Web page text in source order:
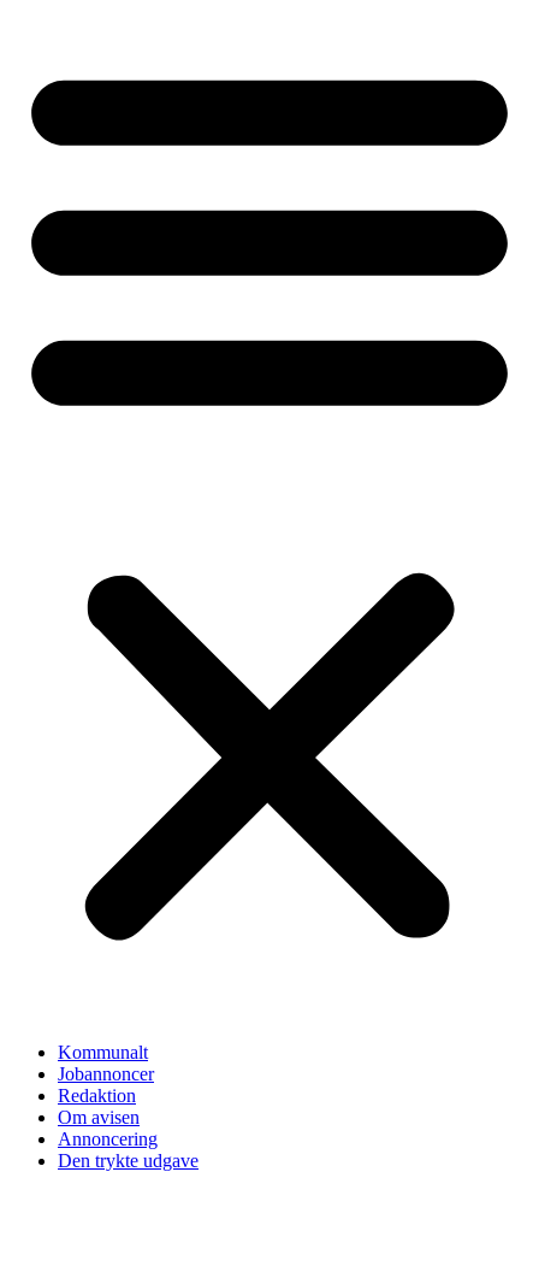
Kommunalt
Jobannoncer
Redaktion
Om avisen
Annoncering
Den trykte udgave